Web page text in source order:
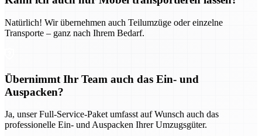
Natürlich! Wir übernehmen auch Teilumzüge oder einzelne
Transporte – ganz nach Ihrem Bedarf.
Übernimmt Ihr Team auch das Ein- und
Auspacken?
Ja, unser Full-Service-Paket umfasst auf Wunsch auch das
professionelle Ein- und Auspacken Ihrer Umzugsgüter.